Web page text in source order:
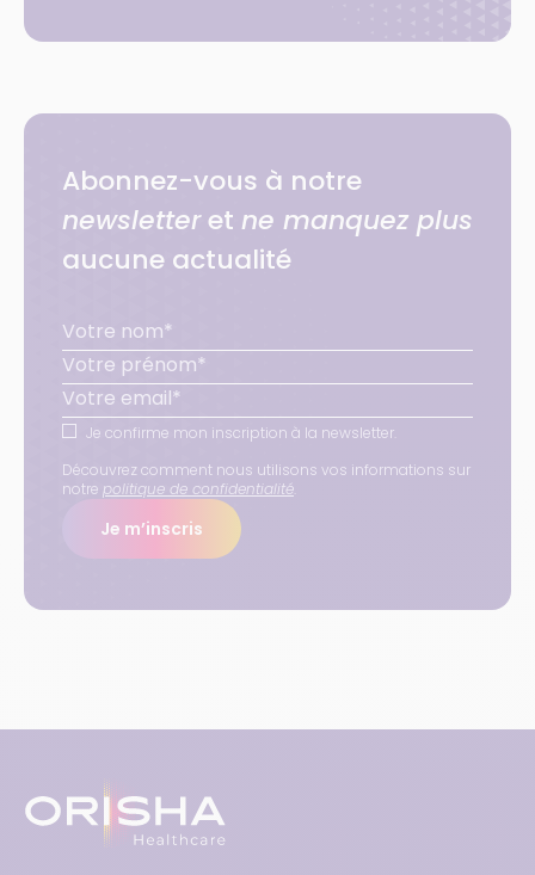
Abonnez-vous à notre
newsletteret ne manquez plus
aucune actualité
Je confirme mon inscription à la newsletter.
Découvrez comment nous utilisons vos informations sur
notre politique de confidentialité
Je m’inscris